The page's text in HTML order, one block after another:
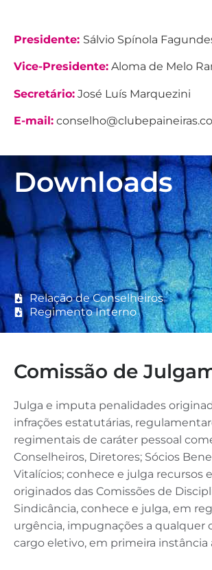
Presidente: Sálvio Spínola
Vice-Presidente: Aloma de Melo
Secretário: José Luís Marquezini
E-mail:
Downloads
Relação de Conselheiros
Regimento Interno
Comissão de
Julga e imputa penalidades
infrações estatutárias,
regimentais de caráter pessoal
Conselheiros, Diretores; Sócios
Vitalícios; conhece e julga recursos
originados das Comissões de
Sindicância, conhece e julga, em
urgência, impugnações a qualquer
cargo eletivo, em primeira instância